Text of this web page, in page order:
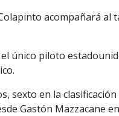
acompañará al
único piloto
sexto en la
Gastón Mazzacane